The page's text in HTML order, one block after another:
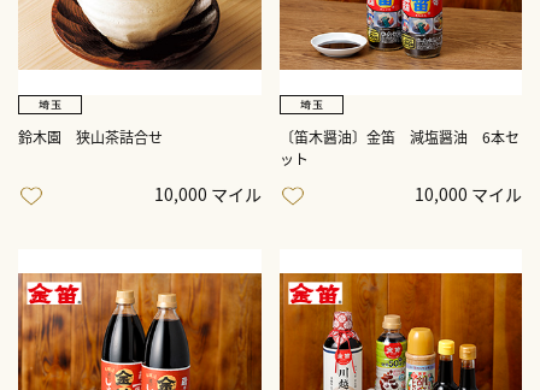
鈴木園 狭山茶詰合せ
10,000 マイル
〔笛木醤油〕金笛 減塩醤油 6本セ
ット
10,000 マイル